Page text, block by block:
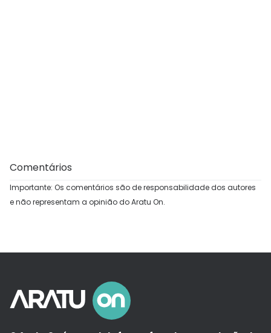
Comentários
Importante: Os comentários são de responsabilidade dos autores
e não representam a opinião do Aratu On.